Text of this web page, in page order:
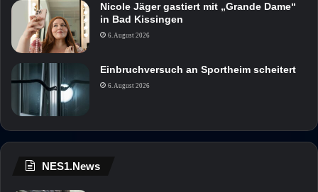
Nicole Jäger gastiert mit „Grande Dame“
in Bad Kissingen
6. August 2026
Einbruchversuch an Sportheim scheitert
6. August 2026
NES1.News